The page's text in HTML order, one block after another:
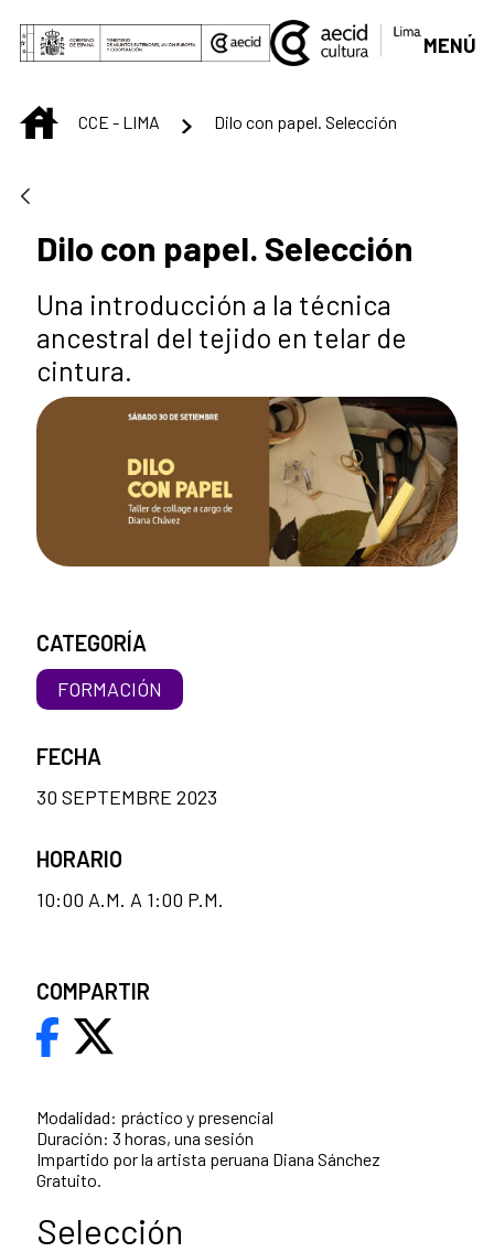
Saut au contenu principal
MENÚ
INICIOCCE - LIMA Dilo con papel. Selección
Dilo con papel. Selección
Una introducción a la técnica
ancestral del tejido en telar de
cintura.
Modalidad: práctico y presencial
Duración: 3 horas, una sesión
Impartido por la artista peruana Diana Sánchez
Gratuito.
Selección
CATEGORÍA
FORMACIÓN
FECHA
30 SEPTEMBRE 2023
HORARIO
10:00 A.M. A 1:00 P.M.
COMPARTIR